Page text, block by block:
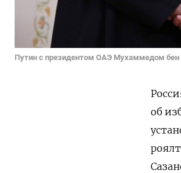
Путин с президентом ОАЭ Мухаммедом
об